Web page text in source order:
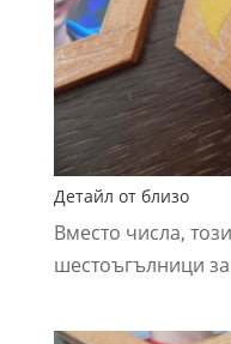
Детайл от близо
Вместо числа,
шестоъгълници